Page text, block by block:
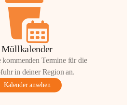
Müllkalender
kommenden Termine für die
in deiner Region an.
Kalender ansehen